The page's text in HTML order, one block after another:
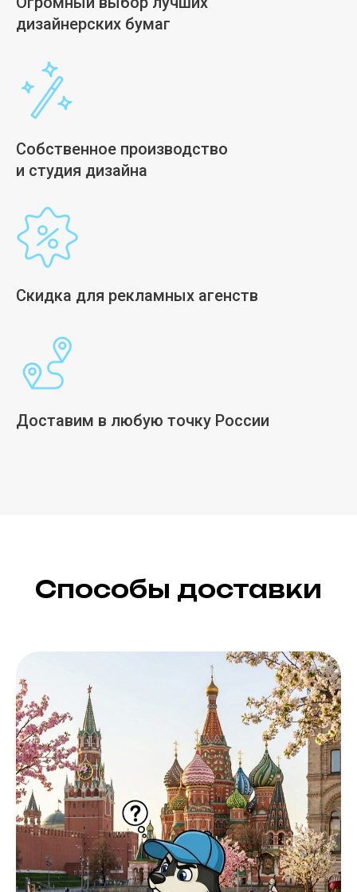
дизайнерских бумаг
Собственное производство
и студия дизайна
Скидка для рекламных агенств
Доставим в любую точку России
Способы доставки